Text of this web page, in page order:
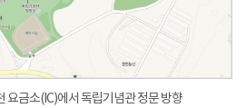
요금소(IC)에서 독립기념관 정문 방향